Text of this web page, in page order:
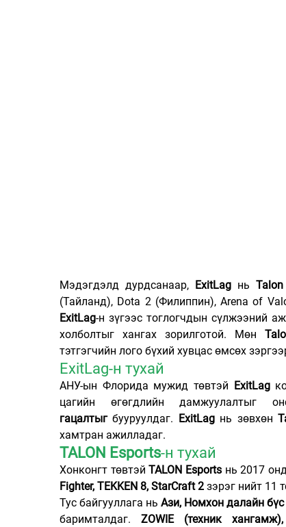
Мэдэгдэлд дурдсанаар, ExitLag нь
ExitLag-н зүгээс тоглогчдын сүлжээний
холболтыг хангах зорилготой. Мөн
тэтгэгчийн лого бүхий хувцас өмсөх
ExitLag-н тухай
АНУ-ын Флорида мужид төвтэй ExitLag
цагийн өгөгдлийн дамжуулалтыг
гацалтыг бууруулдаг. ExitLag нь зөвхөн
хамтран ажилладаг.
TALON Esports-н тухай
Хонконгт төвтэй TALON Esports нь 2017
Fighter, TEKKEN 8, StarCraft 2 зэрэг нийт 11
Тус байгууллага нь Ази, Номхон далайн
баримталдаг. ZOWIE (техник